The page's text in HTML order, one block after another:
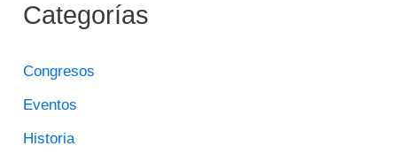
S
A
R
P
Categorías
Congresos
Eventos
Historia